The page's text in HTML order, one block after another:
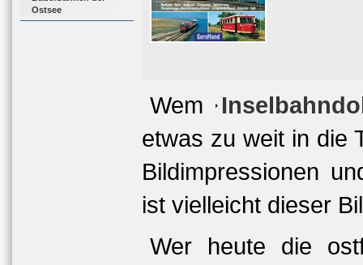
Ostsee
Wem
etwas zu weit in die
Bildimpressionen
ist vielleicht dieser
Wer heute die